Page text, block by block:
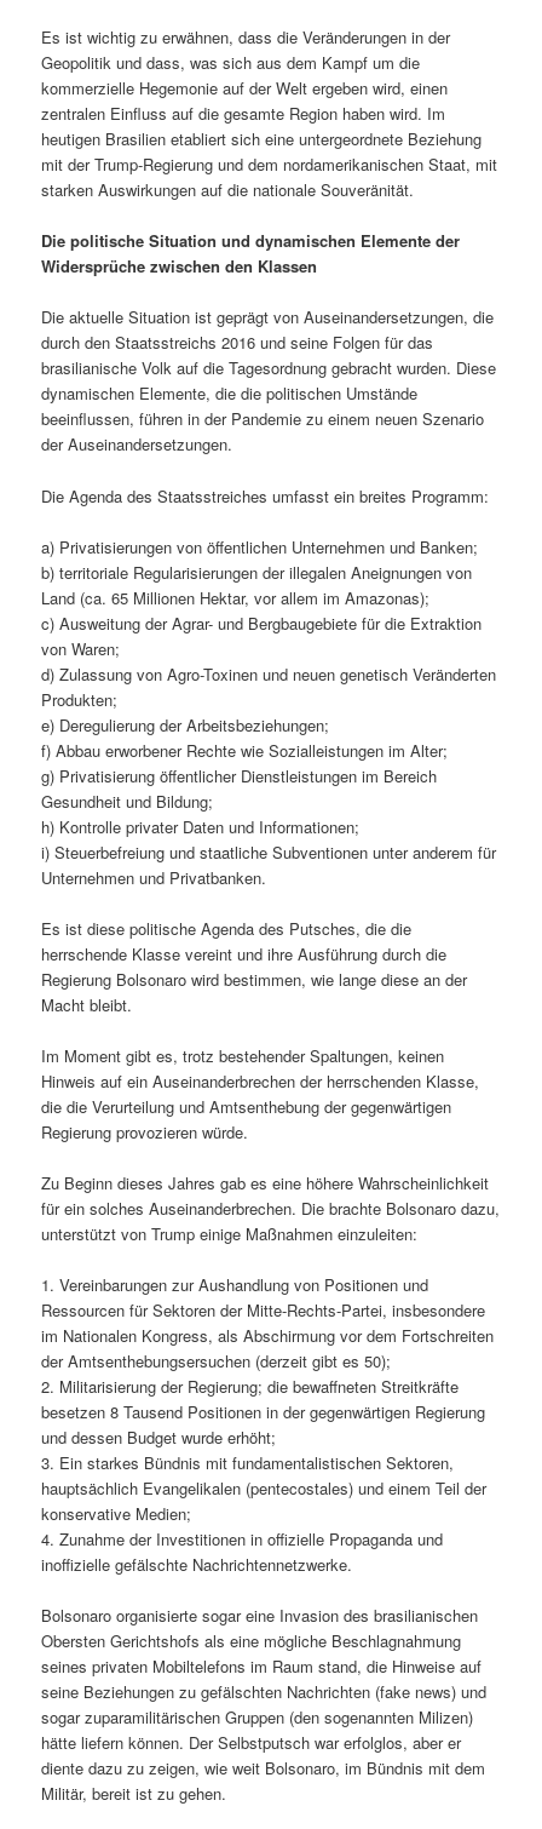
Es ist wichtig zu erwähnen, dass die Veränderungen in der
Geopolitik und dass, was sich aus dem Kampf um die
kommerzielle Hegemonie auf der Welt ergeben wird, einen
zentralen Einfluss auf die gesamte Region haben wird. Im
heutigen Brasilien etabliert sich eine untergeordnete Beziehung
mit der Trump-Regierung und dem nordamerikanischen Staat, mit
starken Auswirkungen auf die nationale Souveränität.
Die politische Situation und dynamischen Elemente der
Widersprüche zwischen den Klassen
Die aktuelle Situation ist geprägt von Auseinandersetzungen, die
durch den Staatsstreichs 2016 und seine Folgen für das
brasilianische Volk auf die Tagesordnung gebracht wurden. Diese
dynamischen Elemente, die die politischen Umstände
beeinflussen, führen in der Pandemie zu einem neuen Szenario
der Auseinandersetzungen.
Die Agenda des Staatsstreiches umfasst ein breites Programm:
a) Privatisierungen von öffentlichen Unternehmen und Banken;
b) territoriale Regularisierungen der illegalen Aneignungen von
Land (ca. 65 Millionen Hektar, vor allem im Amazonas);
c) Ausweitung der Agrar- und Bergbaugebiete für die Extraktion
von Waren;
d) Zulassung von Agro-Toxinen und neuen genetisch Veränderten
Produkten;
e) Deregulierung der Arbeitsbeziehungen;
f) Abbau erworbener Rechte wie Sozialleistungen im Alter;
g) Privatisierung öffentlicher Dienstleistungen im Bereich
Gesundheit und Bildung;
h) Kontrolle privater Daten und Informationen;
i) Steuerbefreiung und staatliche Subventionen unter anderem für
Unternehmen und Privatbanken.
Es ist diese politische Agenda des Putsches, die die
herrschende Klasse vereint und ihre Ausführung durch die
Regierung Bolsonaro wird bestimmen, wie lange diese an der
Macht bleibt.
Im Moment gibt es, trotz bestehender Spaltungen, keinen
Hinweis auf ein Auseinanderbrechen der herrschenden Klasse,
die die Verurteilung und Amtsenthebung der gegenwärtigen
Regierung provozieren würde.
Zu Beginn dieses Jahres gab es eine höhere Wahrscheinlichkeit
für ein solches Auseinanderbrechen. Die brachte Bolsonaro dazu,
unterstützt von Trump einige Maßnahmen einzuleiten:
1. Vereinbarungen zur Aushandlung von Positionen und
Ressourcen für Sektoren der Mitte-Rechts-Partei, insbesondere
im Nationalen Kongress, als Abschirmung vor dem Fortschreiten
der Amtsenthebungsersuchen (derzeit gibt es 50);
2. Militarisierung der Regierung; die bewaffneten Streitkräfte
besetzen 8 Tausend Positionen in der gegenwärtigen Regierung
und dessen Budget wurde erhöht;
3. Ein starkes Bündnis mit fundamentalistischen Sektoren,
hauptsächlich Evangelikalen (pentecostales) und einem Teil der
konservative Medien;
4. Zunahme der Investitionen in offizielle Propaganda und
inoffizielle gefälschte Nachrichtennetzwerke.
Bolsonaro organisierte sogar eine Invasion des brasilianischen
Obersten Gerichtshofs als eine mögliche Beschlagnahmung
seines privaten Mobiltelefons im Raum stand, die Hinweise auf
seine Beziehungen zu gefälschten Nachrichten (fake news) und
sogar zuparamilitärischen Gruppen (den sogenannten Milizen)
hätte liefern können. Der Selbstputsch war erfolglos, aber er
diente dazu zu zeigen, wie weit Bolsonaro, im Bündnis mit dem
Militär, bereit ist zu gehen.